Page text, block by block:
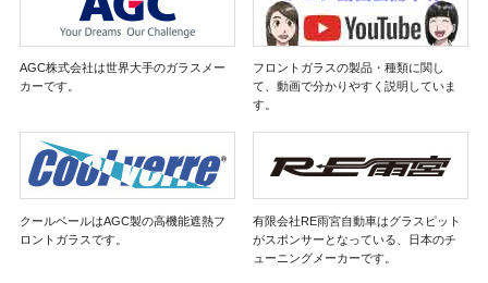
AGC株式会社は世界大手のガラスメー
カーです。
フロントガラスの製品・種類に関し
て、動画で分かりやすく説明していま
す。
クールベールはAGC製の高機能遮熱フ
ロントガラスです。
有限会社RE雨宮自動車はグラスピット
がスポンサーとなっている、日本のチ
ューニングメーカーです。